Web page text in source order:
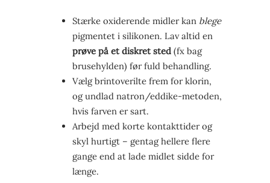
Stærke oxiderende midler kan blege
pigmentet i silikonen. Lav altid en
prøve på et diskret sted (fx bag
brusehylden) før fuld behandling.
Vælg brintoverilte frem for klorin,
og undlad natron/eddike-metoden,
hvis farven er sart.
Arbejd med korte kontakttider og
skyl hurtigt – gentag hellere flere
gange end at lade midlet sidde for
længe.